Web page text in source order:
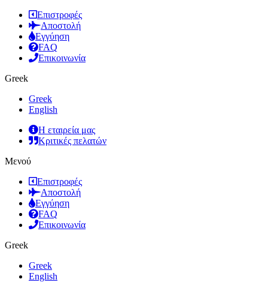
Επιστροφές
Αποστολή
Εγγύηση
FAQ
Επικοινωνία
Greek
Greek
English
Η εταιρεία μας
Κριτικές πελατών
Μενού
Επιστροφές
Αποστολή
Εγγύηση
FAQ
Επικοινωνία
Greek
Greek
English